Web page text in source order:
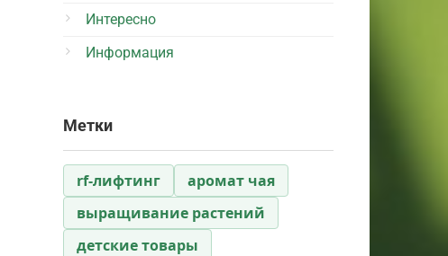
Интересно
Информация
Метки
rf-лифтинг
аромат чая
выращивание растений
детские товары